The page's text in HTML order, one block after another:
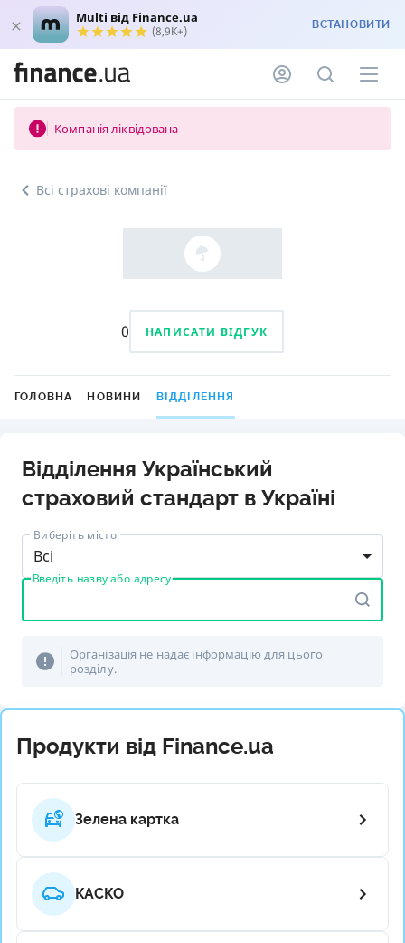
Multi від Finance.ua
(8,9K+) ВСТАНОВИТИ
Компанія ліквідована
Всі страхові компанії
0 НАПИСАТИ ВІДГУК
ГОЛОВНА НОВИНИ ВІДДІЛЕННЯ
Відділення Український
страховий стандарт в Україні
Виберіть місто
Всі
Введіть назву або адресу
Організація не надає інформацію для цього
розділу.
Продукти від Finance.ua
Зелена картка
КАСКО